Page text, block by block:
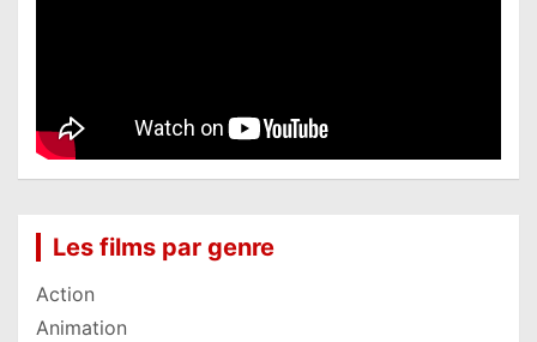
Les films par genre
Action
Animation